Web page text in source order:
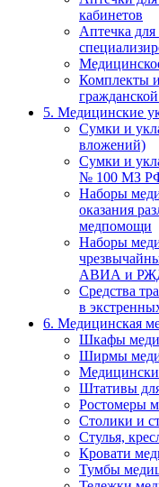
кабинетов
Аптечка
Комплекты
5. Медицинские
Сумки и
вложений)
Сумки и
№ 100 МЗ
Наборы
оказания
медпомощи
Наборы
АВИА и
Средства
в
6. Медицинская
Шкафы
Ширмы
Штативы
Ростомеры
Столики и
Стулья,
Кровати
Тумбы